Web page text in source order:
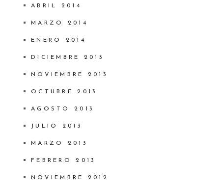
ABRIL 2014
MARZO 2014
ENERO 2014
DICIEMBRE 2013
NOVIEMBRE 2013
OCTUBRE 2013
AGOSTO 2013
JULIO 2013
MARZO 2013
FEBRERO 2013
NOVIEMBRE 2012